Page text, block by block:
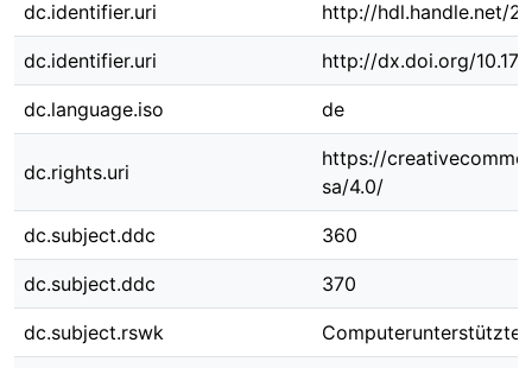
dc.identifier.uri http://hdl.handle.net/
dc.identifier.uri http://dx.doi.org/
dc.language.iso de
dc.rights.uri
https://
sa/4.0/
dc.subject.ddc 360
dc.subject.ddc 370
dc.subject.rswk